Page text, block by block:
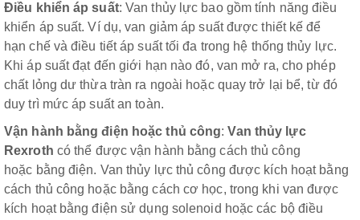
Điều khiển áp suất: Van thủy lực bao gồm tính năng điều
khiển áp suất. Ví dụ, van giảm áp suất được thiết kế để
hạn chế và điều tiết áp suất tối đa trong hệ thống thủy lực.
Khi áp suất đạt đến giới hạn nào đó, van mở ra, cho phép
chất lỏng dư thừa tràn ra ngoài hoặc quay trở lại bể, từ đó
duy trì mức áp suất an toàn.
Vận hành bằng điện hoặc thủ công:Van thủy lực
Rexroth có thể được vận hành bằng cách thủ công
hoặc bằng điện. Van thủy lực thủ công được kích hoạt bằng
cách thủ công hoặc bằng cách cơ học, trong khi van được
kích hoạt bằng điện sử dụng solenoid hoặc các bộ điều